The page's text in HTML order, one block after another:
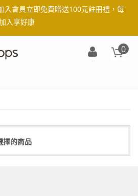
會員立即免費贈送100元註冊禮，每
入享好康
0
擇的商品